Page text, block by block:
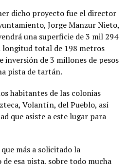
dicho proyecto fue el director
Jorge Manzur Nieto,
una superficie de 3 mil 294
longitud total de 198 metros
inversión de 3 millones de pesos
pista de tartán.
habitantes de las colonias
Volantín, del Pueblo, así
que asiste a este lugar para
más a solicitado la
de esa pista, sobre todo mucha